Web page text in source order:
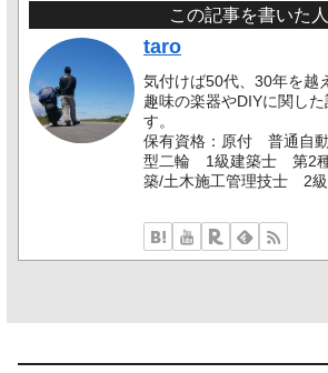
この記事を書いた人
taro
気付けば50代、30年を越
趣味の楽器やDIYに関し
す。
保有資格：原付 普通
型二輪 1級建築士 第2
築/土木施工管理技士 2